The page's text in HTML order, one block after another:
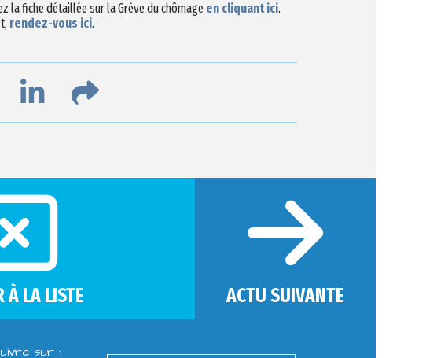
la fiche détaillée sur la Grève du chômage en cliquant ici.
rendez-vous ici.
À LA LISTE ACTU SUIVANTE
sur :